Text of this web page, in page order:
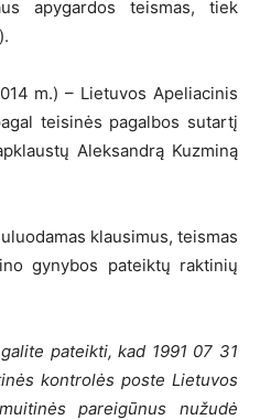
apygardos teismas, tiek
m.) – Lietuvos Apeliacinis
teisinės pagalbos sutartį
Aleksandrą Kuzminą
klausimus, teismas
gynybos pateiktų raktinių
pateikti, kad 1991 07 31
kontrolės poste Lietuvos
pareigūnus nužudė